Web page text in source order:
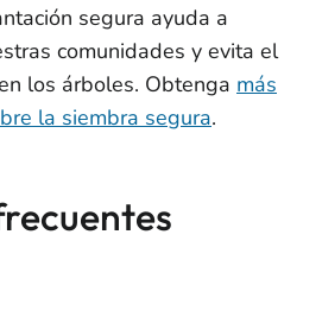
segura ayuda a
comunidades y evita el
los árboles. Obtenga más
la siembra segura.